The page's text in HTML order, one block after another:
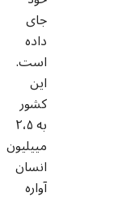
جای
داده
است.
این
کشور
به ۲،۵
مییلیون
انسان
آواره